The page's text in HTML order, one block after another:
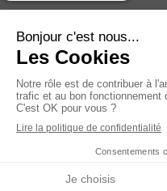
©2024 Clinique
Création et référencement du
Site partenaire deVetfamily